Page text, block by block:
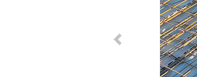
Previous